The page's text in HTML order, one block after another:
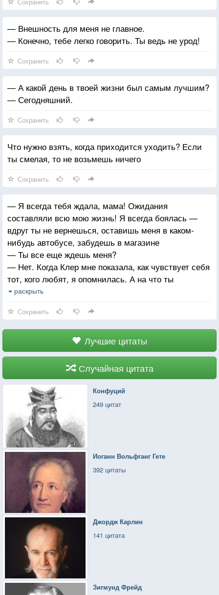
— Внешность для меня не главное.
— Конечно, тебе легко говорить. Ты ведь не урод!
Сохранить
— А какой день в твоей жизни был самым лучшим?
— Сегодняшний.
Сохранить
Что нужно взять, когда приходится уходить? Если
ты смелая, то не возьмешь ничего
Сохранить
— Я всегда тебя ждала, мама! Ожидания
составляли всю мою жизнь! Я всегда боялась —
вдруг ты не вернешься, оставишь меня в каком-
нибудь автобусе, забудешь в магазине
— Ты все еще ждешь меня?
— Нет. Когда Клер мне показала, как чувствует себя
тот, кого любят, я опомнилась. А на что ты
надеялась? Что я стану очередной твоей забавой?
наслаждаться стихами Иосифа Бродского???
— Мы с Клаусом будем самой счастливой парой —
вот о чем я думала! Как Адам и Ева в раю. Видимо
не в себе была!
— Ты просто любила!
раскрыть
Сохранить
Лучшие цитаты
Случайная цитата
Конфуций
249 цитат
Иоганн Вольфганг Гете
392 цитаты
Джордж Карлин
141 цитата
Зигмунд Фрейд